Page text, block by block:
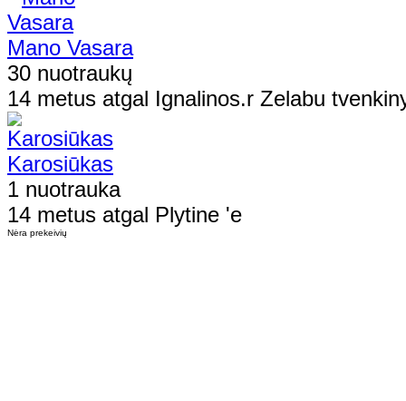
Mano Vasara
30 nuotraukų
14 metus atgal Ignalinos.r Zelabu
Karosiūkas
1 nuotrauka
14 metus atgal Plytine 'e
Nėra prekeivių